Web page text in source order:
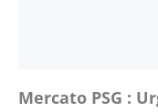
Mercato PSG :